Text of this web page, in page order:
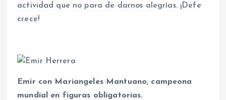
actividad que no para de darnos alegrías. ¡Defe
crece!
Emir con Mariangeles Mantuano, campeona
mundial en figuras obligatorias.